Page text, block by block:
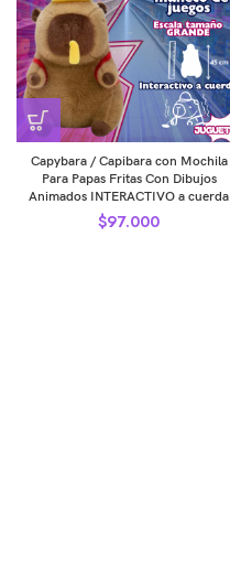
Capybara / Capibara con Mochila
Para Papas Fritas Con Dibujos
Animados INTERACTIVO a cuerda
$97.000